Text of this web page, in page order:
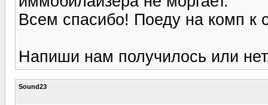
Всем спасибо! Поеду на комп к
Напиши нам получилось или
Sound23